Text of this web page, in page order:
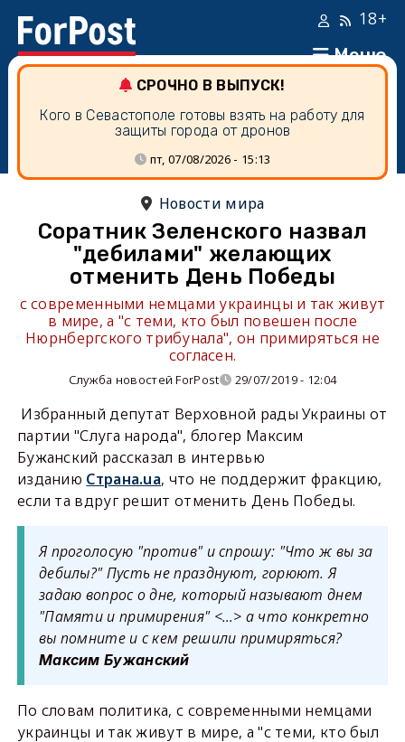
Меню
18+
СРОЧНО В ВЫПУСК!
Кого в Севастополе готовы взять на работу для
защиты города от дронов
пт, 07/08/2026 - 15:13
Новости мира
Соратник Зеленского назвал
"дебилами" желающих
отменить День Победы
с современными немцами украинцы и так живут
в мире, а "с теми, кто был повешен после
Нюрнбергского трибунала", он примиряться не
согласен.
Служба новостей ForPost 29/07/2019 - 12:04
Избранный депутат Верховной рады Украины от
партии "Слуга народа", блогер Максим
Бужанский рассказал в интервью
изданию Страна.ua, что не поддержит фракцию,
если та вдруг решит отменить День Победы.
Я проголосую "против" и спрошу: "Что ж вы за
дебилы?" Пусть не празднуют, горюют. Я
задаю вопрос о дне, который называют днем
"Памяти и примирения" <…> а что конкретно
вы помните и с кем решили примиряться?
Максим Бужанский
По словам политика, с современными немцами
украинцы и так живут в мире, а "с теми, кто был